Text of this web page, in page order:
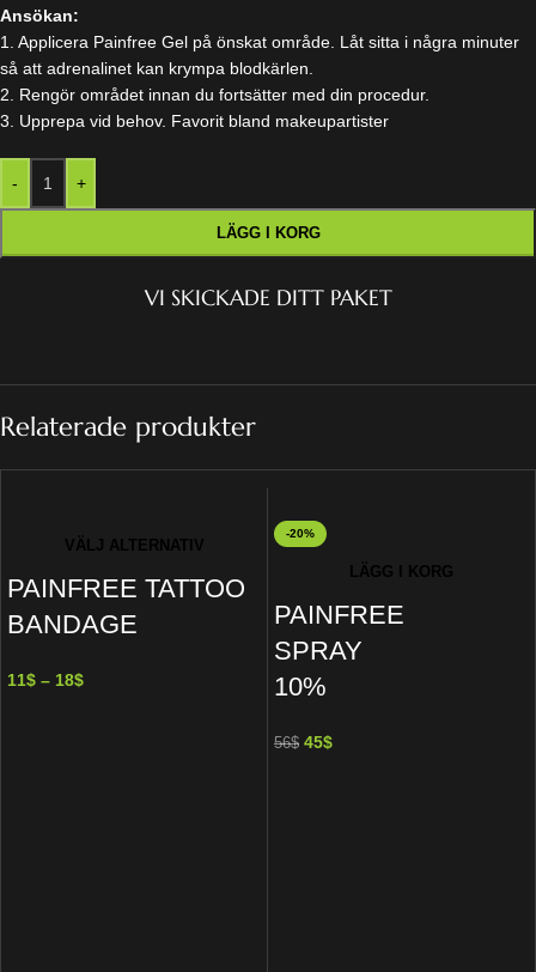
Ansökan:
1. Applicera Painfree Gel på önskat område. Låt sitta i några minuter
så att adrenalinet kan krympa blodkärlen.
2. Rengör området innan du fortsätter med din procedur.
3. Upprepa vid behov. Favorit bland makeupartister
- +
LÄGG I KORG
VI SKICKADE DITT PAKET
Relaterade produkter
VÄLJ ALTERNATIV
PAINFREE TATTOO
BANDAGE
11$ – 18$
-20%
LÄGG I KORG
PAINFREE
SPRAY
10%
56$ 45$